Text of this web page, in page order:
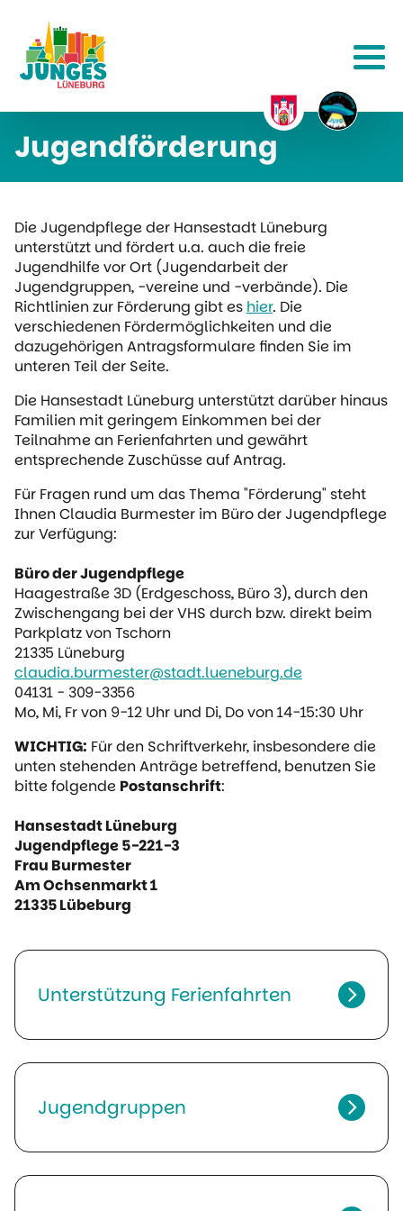
Jugendförderung
Die Jugendpflege der Hansestadt Lüneburg
unterstützt und fördert u.a. auch die freie
Jugendhilfe vor Ort (Jugendarbeit der
Jugendgruppen, -vereine und -verbände). Die
Richtlinien zur Förderung gibt es hier. Die
verschiedenen Fördermöglichkeiten und die
dazugehörigen Antragsformulare finden Sie im
unteren Teil der Seite.
Die Hansestadt Lüneburg unterstützt darüber hinaus
Familien mit geringem Einkommen bei der
Teilnahme an Ferienfahrten und gewährt
entsprechende Zuschüsse auf Antrag.
Für Fragen rund um das Thema "Förderung" steht
Ihnen Claudia Burmester im Büro der Jugendpflege
zur Verfügung:
Büro der Jugendpflege
Haagestraße 3D (Erdgeschoss, Büro 3), durch den
Zwischengang bei der VHS durch bzw. direkt beim
Parkplatz von Tschorn
21335 Lüneburg
claudia.burmester@stadt.lueneburg.de
04131 - 309-3356
Mo, Mi, Fr von 9-12 Uhr und Di, Do von 14-15:30 Uhr
WICHTIG: Für den Schriftverkehr, insbesondere die
unten stehenden Anträge betreffend, benutzen Sie
bitte folgende Postanschrift:
Hansestadt Lüneburg
Jugendpflege 5-221-3
Frau Burmester
Am Ochsenmarkt 1
21335 Lübeburg
Unterstützung Ferienfahrten
Jugendgruppen
AntragBeihilfen Jugendgruppen